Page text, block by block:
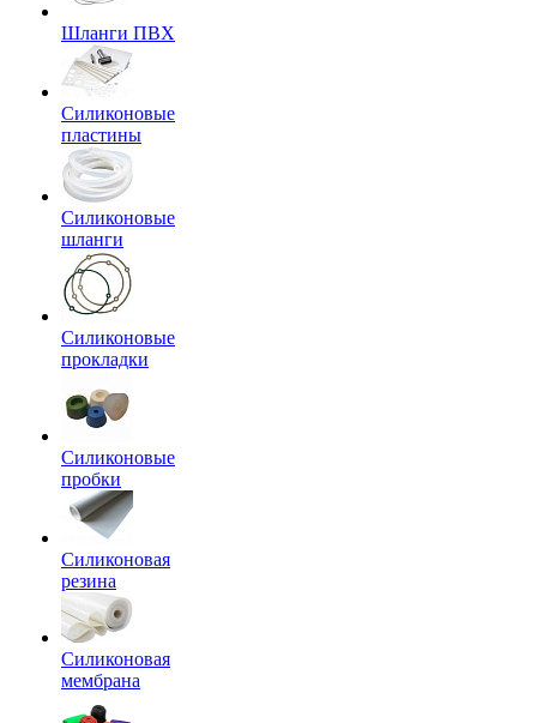
Шланги ПВХ
Силиконовые
пластины
Силиконовые
шланги
Силиконовые
прокладки
Силиконовые
пробки
Силиконовая
резина
Силиконовая
мембрана